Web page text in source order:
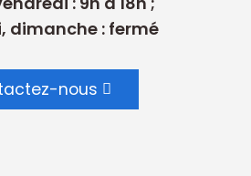
dimanche : fermé
nous